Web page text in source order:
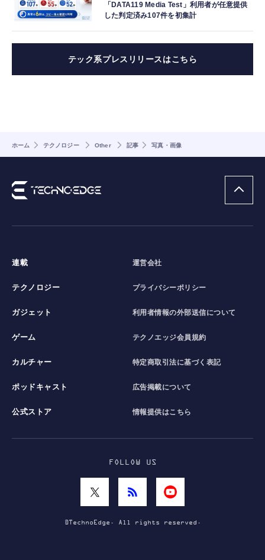
「DATA119 Media Test」利用者が任意提供
した判定済み107件を初集計
テック系プレスリリースはこちら
ホーム テクノロジー Other 記事 写真・画像
連載
テクノロジー
ガジェット
ゲーム
カルチャー
ポッドキャスト
公式ストア
運営会社
プライバシーポリシー
利用者情報の外部送信について
テクノエッジ会員規約
特定商取引法に基づく表記
広告掲載について
情報提供はこちら
FOLLOW US
©TechnoEdge. All rights reserved.